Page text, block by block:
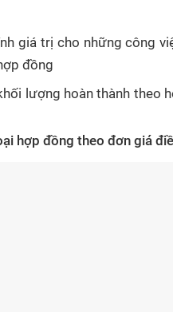
giá trị cho những công
đồng
lượng hoàn thành theo
hợp đồng theo đơn giá